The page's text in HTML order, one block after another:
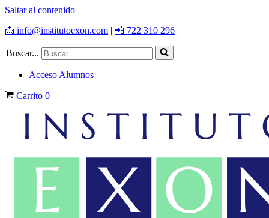
Saltar al contenido
📩 info@institutoexon.com | 📲 722 310 296
Buscar...
Acceso Alumnos
Carrito 0